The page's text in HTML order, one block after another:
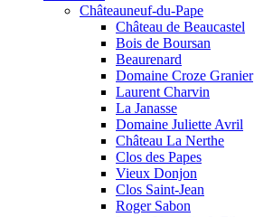
Châteauneuf-du-Pape
Château de Beaucastel
Bois de Boursan
Beaurenard
Domaine Croze Granier
Laurent Charvin
La Janasse
Domaine Juliette Avril
Château La Nerthe
Clos des Papes
Vieux Donjon
Clos Saint-Jean
Roger Sabon